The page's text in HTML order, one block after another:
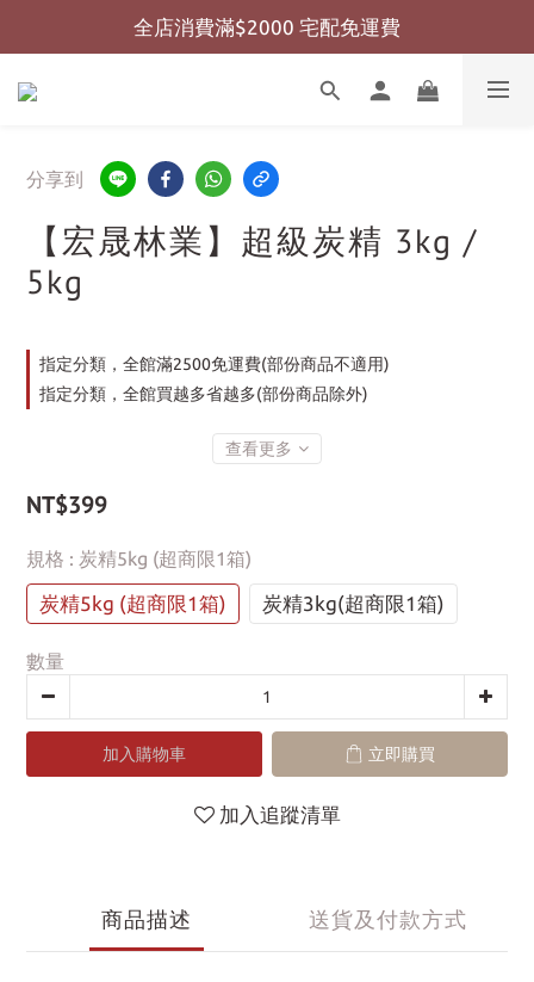
全店消費滿$999 超商免運費
全店消費滿$2000 宅配免運費
全店消費滿$999 超商免運費
分享到
【宏晟林業】超級炭精 3kg /
5kg
指定分類，全館滿2500免運費(部份商品不適用)
指定分類，全館買越多省越多(部份商品除外)
查看更多
NT$399
規格 : 炭精5kg (超商限1箱)
炭精5kg (超商限1箱) 炭精3kg(超商限1箱)
數量
加入購物車 立即購買
加入追蹤清單
商品描述 送貨及付款方式